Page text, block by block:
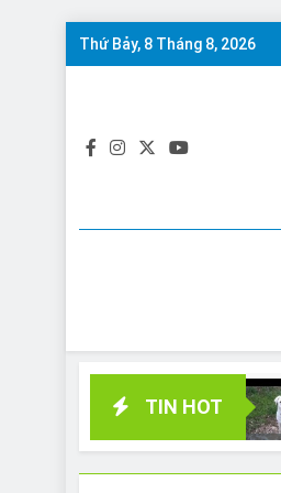
Skip
Thứ Bảy, 8 Tháng 8, 2026
TIN HOT